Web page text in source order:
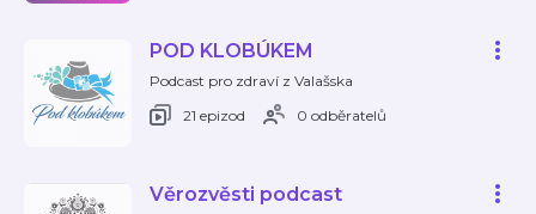
POD KLOBÚKEM
Podcast pro zdraví z Valašska
21 epizod
0 odběratelů
Věrozvěsti podcast